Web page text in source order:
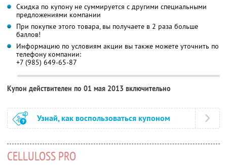
Скидка по купону не суммируется с другими специальными
предложениями компании
При покупке этого товара, вы получаете в 2 раза больше
баллов!
Информацию по условиям акции вы также можете уточнить по
телефону компании:
+7 (985) 649-65-87
Купон действителен по 01 мая 2013 включительно
Узнай, как воспользоваться купоном
CELLULOSS PRO